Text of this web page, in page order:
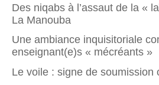
Des niqabs à l’assaut de la «
La Manouba
Une ambiance inquisitoriale
enseignant(e)s « mécréants »
Le voile : signe de soumission